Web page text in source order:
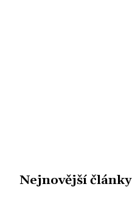
Nejnovější články